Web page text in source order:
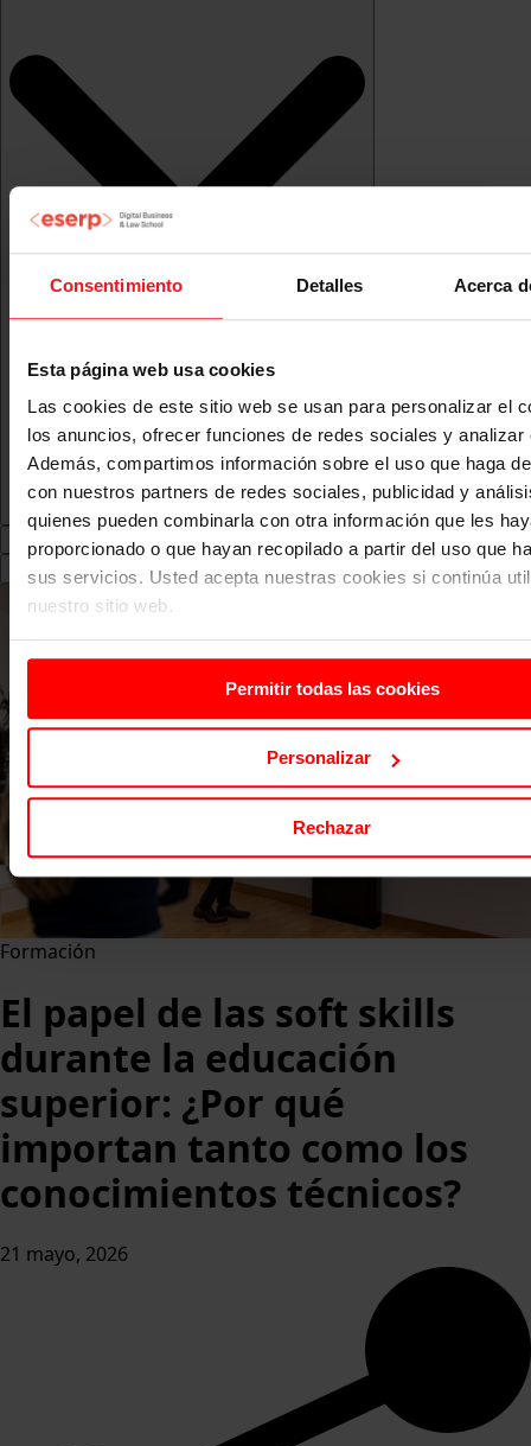
Consentimiento Detalles Acerca
Esta página web usa cookies
Las cookies de este sitio web se usan para personalizar el
los anuncios, ofrecer funciones de redes sociales y analizar
Además, compartimos información sobre el uso que haga
con nuestros partners de redes sociales, publicidad y
quienes pueden combinarla con otra información que les
proporcionado o que hayan recopilado a partir del uso que
sus servicios. Usted acepta nuestras cookies si continúa
nuestro sitio web.
Permitir todas las cookies
Personalizar
Rechazar
Search
for:
Formación
El papel de las soft skills
durante la educación
superior: ¿Por qué
importan tanto como los
conocimientos técnicos?
21 mayo, 2026